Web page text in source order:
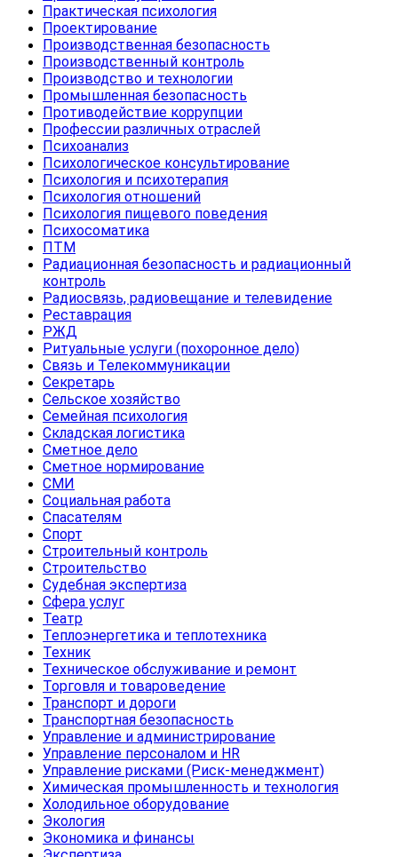
Практическая психология
Проектирование
Производственная безопасность
Производственный контроль
Производство и технологии
Промышленная безопасность
Противодействие коррупции
Профессии различных отраслей
Психоанализ
Психологическое консультирование
Психология и психотерапия
Психология отношений
Психология пищевого поведения
Психосоматика
ПТМ
Радиационная безопасность и радиационный
контроль
Радиосвязь, радиовещание и телевидение
Реставрация
РЖД
Ритуальные услуги (похоронное дело)
Связь и Телекоммуникации
Секретарь
Сельское хозяйство
Семейная психология
Складская логистика
Сметное дело
Сметное нормирование
СМИ
Социальная работа
Спасателям
Спорт
Строительный контроль
Строительство
Судебная экспертиза
Сфера услуг
Театр
Теплоэнергетика и теплотехника
Техник
Техническое обслуживание и ремонт
Торговля и товароведение
Транспорт и дороги
Транспортная безопасность
Управление и администрирование
Управление персоналом и HR
Управление рисками (Риск-менеджмент)
Химическая промышленность и технология
Холодильное оборудование
Экология
Экономика и финансы